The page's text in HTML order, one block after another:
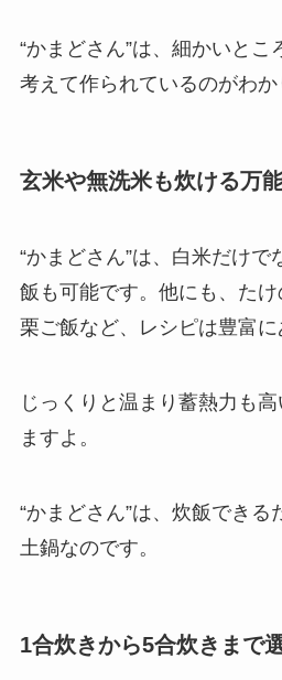
“かまどさん”は、細かいとこ
考えて作られているのがわか
玄米や無洗米も炊ける万
“かまどさん”は、白米だけ
飯も可能です。他にも、たけ
栗ご飯など、レシピは豊富に
じっくりと温まり蓄熱力も
ますよ。
“かまどさん”は、炊飯でき
土鍋なのです。
1合炊きから5合炊きまで